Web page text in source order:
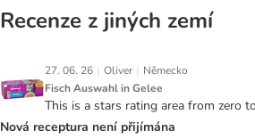
Recenze z jiných zemí
27. 06. 26 | Oliver | Německo
Fisch Auswahl in Gelee
This is a stars rating area from zero
Nová receptura není přijímána